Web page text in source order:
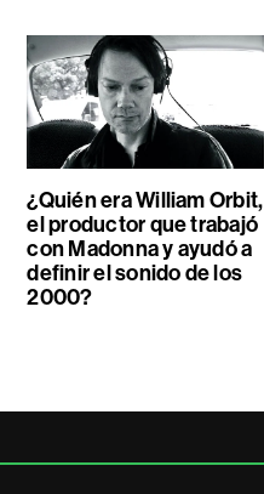
¿Quién era William Orbit,
el productor que trabajó
con Madonna y ayudó a
definir el sonido de los
2000?